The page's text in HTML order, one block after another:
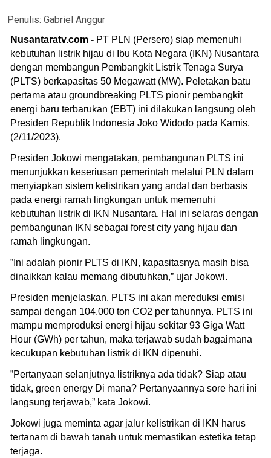
Penulis: Gabriel Anggur
Nusantaratv.com - PT PLN (Persero) siap memenuhi
kebutuhan listrik hijau di Ibu Kota Negara (IKN) Nusantara
dengan membangun Pembangkit Listrik Tenaga Surya
(PLTS) berkapasitas 50 Megawatt (MW). Peletakan batu
pertama atau groundbreaking PLTS pionir pembangkit
energi baru terbarukan (EBT) ini dilakukan langsung oleh
Presiden Republik Indonesia Joko Widodo pada Kamis,
(2/11/2023).
Presiden Jokowi mengatakan, pembangunan PLTS ini
menunjukkan keseriusan pemerintah melalui PLN dalam
menyiapkan sistem kelistrikan yang andal dan berbasis
pada energi ramah lingkungan untuk memenuhi
kebutuhan listrik di IKN Nusantara. Hal ini selaras dengan
pembangunan IKN sebagai forest city yang hijau dan
ramah lingkungan.
”Ini adalah pionir PLTS di IKN, kapasitasnya masih bisa
dinaikkan kalau memang dibutuhkan,” ujar Jokowi.
Presiden menjelaskan, PLTS ini akan mereduksi emisi
sampai dengan 104.000 ton CO2 per tahunnya. PLTS ini
mampu memproduksi energi hijau sekitar 93 Giga Watt
Hour (GWh) per tahun, maka terjawab sudah bagaimana
kecukupan kebutuhan listrik di IKN dipenuhi.
”Pertanyaan selanjutnya listriknya ada tidak? Siap atau
tidak, green energy Di mana? Pertanyaannya sore hari ini
langsung terjawab,” kata Jokowi.
Jokowi juga meminta agar jalur kelistrikan di IKN harus
tertanam di bawah tanah untuk memastikan estetika tetap
terjaga.